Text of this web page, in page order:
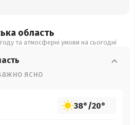
область
та атмосферні умови на сьогодні
ясно
38°/20°